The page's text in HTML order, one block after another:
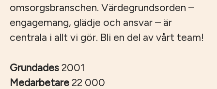
omsorgsbranschen. Värdegrundsorden –
engagemang, glädje och ansvar – är
centrala i allt vi gör. Bli en del av vårt team!
Grundades 2001
Medarbetare 22 000